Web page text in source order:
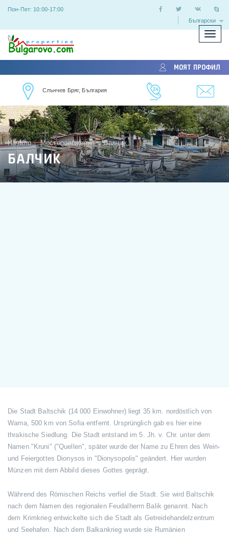
Пон-Пет: 10:00-17:00
Български
МОЯТ ПРОФИЛ
Слънчев Бряг, България
Начало Местоположения Балчик
БАЛЧИК
Die Stadt Baltschik (14 000 Einwohner) liegt 35 km. nordöstlich von
Warna, 500 km von Sofia entfernt. Ursprünglich gab es hier eine
thrakische Siedlung. Die Stadt entstand im 5. Jh. v. Chr. unter dem
Namen "Kruni" ("Quellen", später wurde der Name zu Ehren des Wein-
und Feiergottes Dionysos in "Dionysopolis" geändert. Hier wurden
Münzen mit dem Abbild dieses Gottes geprägt.
Während des Römischen Reichs verfiel die Stadt. Sie wird Baltschik
nach dem Namen des regionalen Feudalherrn Balik genannt. Nach
dem Krimkrieg entwickelte sich die Stadt als Getreidehandelzentrum
und Seehafen. Nach dem Balkankrieg wurde sie Rumänien